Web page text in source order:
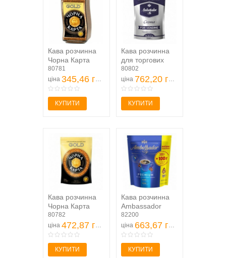
Кава розчинна
Чорна Карта
Gold, 190г,
скляна банка
80781
ціна 345,46 грн
КУПИТИ
Кава розчинна
для торгових
автоматів
Ambassador
Crema, 500г
80802
ціна 762,20 грн
КУПИТИ
Кава розчинна
Чорна Карта
Gold, пакет 285г
80782
ціна 472,87 грн
КУПИТИ
Кава розчинна
Ambassador
Premium, пакет
400г
82200
ціна 663,67 грн
КУПИТИ